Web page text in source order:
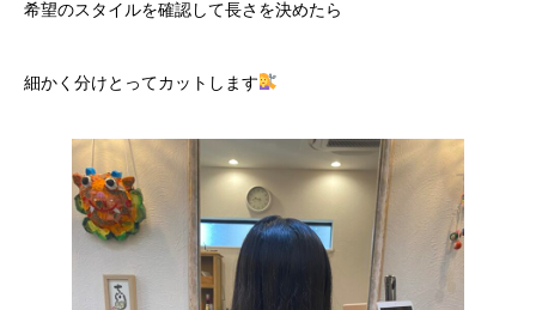
希望のスタイルを確認して長さを決めたら
細かく分けとってカットします